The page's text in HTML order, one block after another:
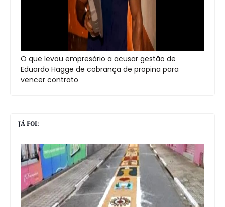
O que levou empresário a acusar gestão de
Eduardo Hagge de cobrança de propina para
vencer contrato
JÁ FOI: